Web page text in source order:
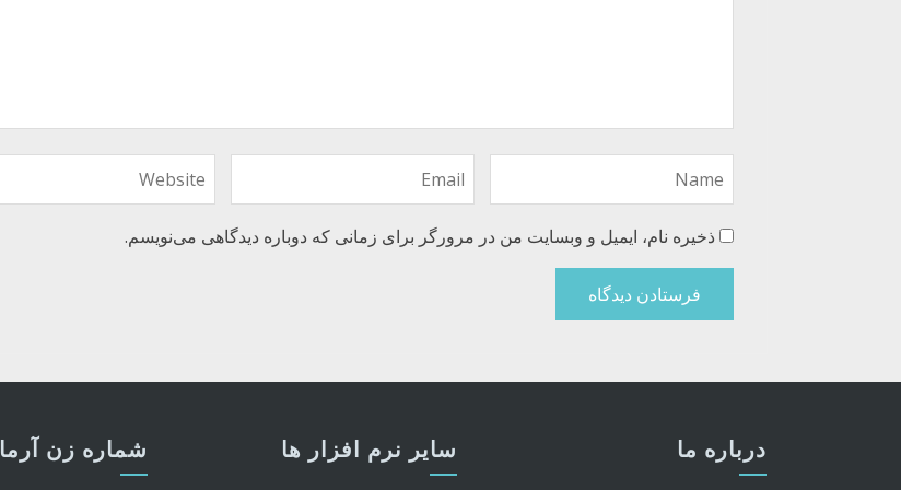
ذخیره نام، ایمیل و وبسایت من در مرورگر برای زمانی که دوباره دیدگاهی می‌نویسم.
درباره ما سایر نرم افزار ها شماره زن آرما